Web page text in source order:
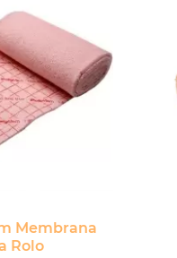
Membrana
Rolo